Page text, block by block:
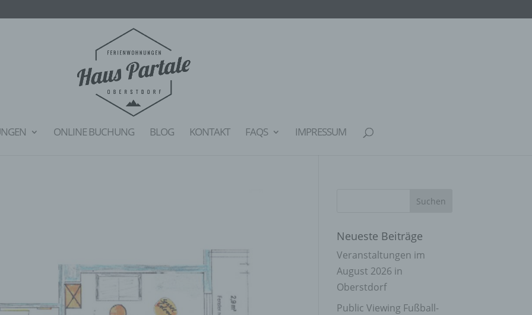
ONLINE BUCHUNG BLOG KONTAKT FAQS IMPRESSUM
Neueste Beiträge
Veranstaltungen im
August 2026 in
Oberstdorf
Public Viewing Fußball-